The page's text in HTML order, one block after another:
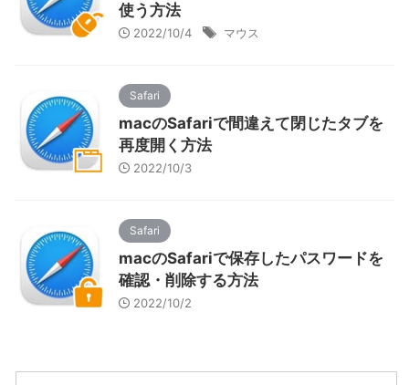
使う方法
2022/10/4 マウス
Safari
macのSafariで間違えて閉じたタブを
再度開く方法
2022/10/3
Safari
macのSafariで保存したパスワードを
確認・削除する方法
2022/10/2